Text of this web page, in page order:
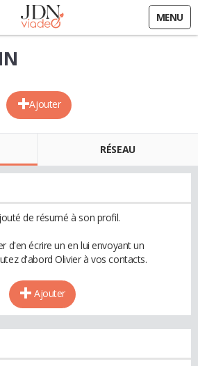
MENU
Ajouter
RÉSEAU
de résumé à son profil.
d'en écrire un en lui envoyant un
d'abord Olivier à vos contacts.
Ajouter